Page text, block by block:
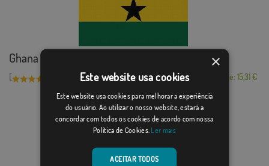
Ghana
[ Desde: 15,31 €
×
Este website usa cookies
Este website usa cookies para melhorar a experiência
do usuário. Ao utilizar o nosso website, estará a
concordar com todos os cookies de acordo com nossa
Política de Cookies. Ler mais
ACEITAR TODOS